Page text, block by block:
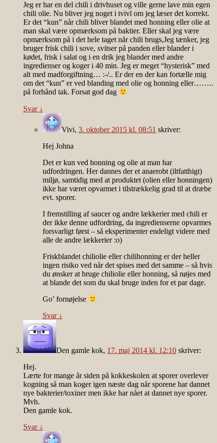
Jeg er har en del chili i drivhuset og ville gerne lave min egen
chili olie. Nu bliver jeg noget i tvivl om jeg læser det korrekt.
Er det “kun” når chili bliver blandet med honning eller olie at
man skal være opmærksom på baktier. Eller skal jeg være
opmærksom på i det hele taget når chili brugs,Jeg tænker, jeg
bruger frisk chili i sove, svitser på panden eller blander i
kødet, frisk i salat og i en drik jeg blander med andre
ingredienser og koger i 40 min. Jeg er meget “hysterisk” med
alt med madforgiftning… :-/.. Er der en der kan fortælle mig
om det “kun” er ved blanding med olie og honning eller……..
på forhånd tak. Forsat god dag
Svar ↓
Vivi, 3. oktober 2015 kl. 08:51 skriver:
Hej Johna
Det er kun ved honning og olie at man har
udfordringen. Her dannes der et anaerobt (iltfatthigt)
miljø, samtidig med at produktet (olien eller honningen)
ikke har været opvarmet i tilstrækkelig grad til at dræbe
evt. sporer.
I fremstilling af saucer og andre lækkerier med chili er
der ikke denne udfordring, da ingredienserne opvarmes
forsvarligt først – så eksperimenter endeligt videre med
alle de andre lækkerier :o)
Friskblandet chiliolie eller chilihonning er der heller
ingen risiko ved når det spises med det samme – så hvis
du ønsker at bruge chiliolie eller honning, så nøjes med
at blande det som du skal bruge inden for et par dage.
Go’ fornøjelse
Svar ↓
Den gamle kok, 17. maj 2014 kl. 12:10 skriver:
Hej.
Lærte for mange år siden på kokkeskolen at sporer overlever
kogning så man koger igen næste dag når sporene har dannet
nye bakterier/toxiner men ikke har nået at dannet nye sporer.
Mvh.
Den gamle kok.
Svar ↓